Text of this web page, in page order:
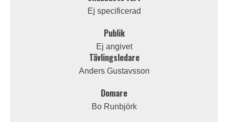
Ej specificerad
Publik
Ej angivet
Tävlingsledare
Anders Gustavsson
Domare
Bo Runbjörk